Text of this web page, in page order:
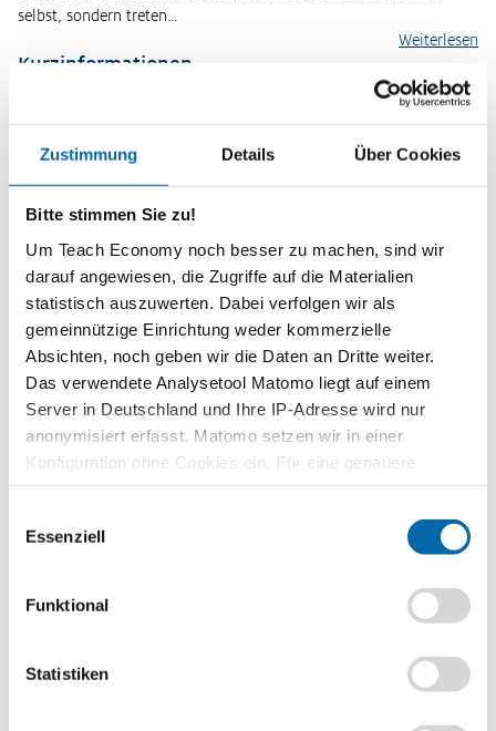
Zustimmung Details Über Cookies
Bitte stimmen Sie zu!
Um Teach Economy noch besser zu machen, sind wir
darauf angewiesen, die Zugriffe auf die Materialien
statistisch auszuwerten. Dabei verfolgen wir als
gemeinnützige Einrichtung weder kommerzielle
Absichten, noch geben wir die Daten an Dritte weiter.
Das verwendete Analysetool Matomo liegt auf einem
Server in Deutschland und Ihre IP-Adresse wird nur
anonymisiert erfasst. Matomo setzen wir in einer
Konfiguration ohne Cookies ein. Für eine genauere
Analyse bitte wir Sie, auch den optional wählbaren
Essenziell
Funktional
Statistiken
selbst, sondern treten…
Weiterlesen
Kurzinformationen
Die Unternehmung
Zeitbedarf
2 Unterrichtsstunden
Stufen
Sekundarstufe I
Gymnasium 7/8
Vorwissen
Einfacher Wirtschaftskreislauf
Kompetenzen
Die Schülerinnen und Schüler …
erklären Gemeinsamkeiten und Unterschied zwischen dem
beurteilen unterschiedliche Organisationsstrukturen eines
Methoden